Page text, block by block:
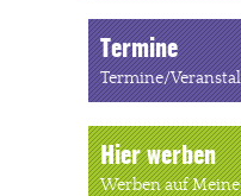
Termine
Termine/
Hier werben
Werben auf